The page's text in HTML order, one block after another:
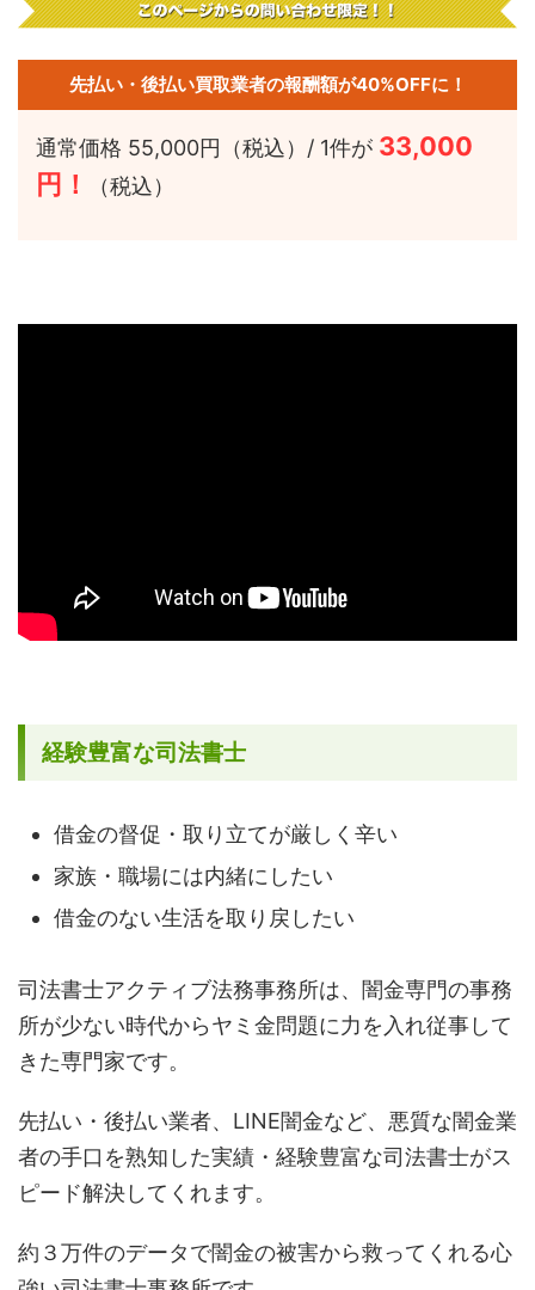
先払い・後払い買取業者の報酬額が40%OFFに！
通常価格 55,000円（税込）/ 1件が 33,000
円！
（税込）
経験豊富な司法書士
借金の督促・取り立てが厳しく辛い
家族・職場には内緒にしたい
借金のない生活を取り戻したい
司法書士アクティブ法務事務所は、闇金専門の事務
所が少ない時代からヤミ金問題に力を入れ従事して
きた専門家です。
先払い・後払い業者、LINE闇金など、悪質な闇金業
者の手口を熟知した実績・経験豊富な司法書士がス
ピード解決してくれます。
約３万件のデータで闇金の被害から救ってくれる心